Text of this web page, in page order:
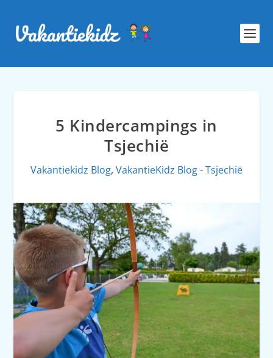
5 Kindercampings in
Tsjechië
Vakantiekidz Blog, VakantieKidz Blog - Tsjechië